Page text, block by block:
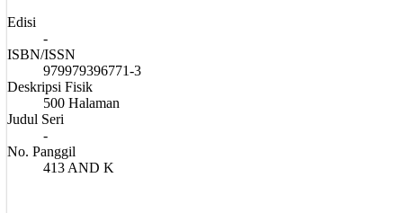
Edisi
-
ISBN/ISSN
979979396771-3
Deskripsi Fisik
500 Halaman
Judul Seri
-
No. Panggil
413 AND K